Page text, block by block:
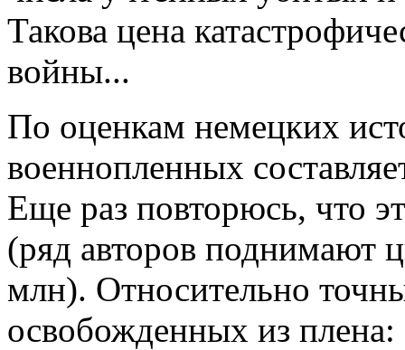
Такова цена
войны...
По оценкам немецких
военнопленных
Еще раз повторюсь, что
(ряд авторов
млн). Относительно
освобожденных из